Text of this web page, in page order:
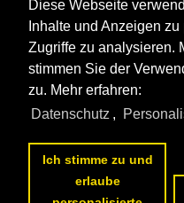
Diese Webseite
Inhalte und Anzeigen
Zugriffe zu analysieren.
stimmen Sie der
zu. Mehr erfahren:
Datenschutz ,
Ich stimme zu und
erlaube